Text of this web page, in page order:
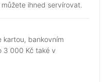
ihned servírovat.
kartou, bankovním
3 000 Kč také v